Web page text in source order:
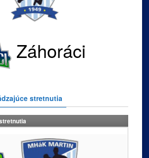
Záhoráci
stretnutia